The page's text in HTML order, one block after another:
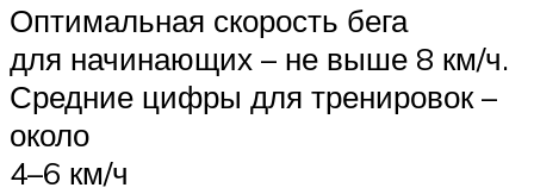
Оптимальная скорость бега
для начинающих – не выше 8 км/ч.
Средние цифры для тренировок –
около
4–6 км/ч